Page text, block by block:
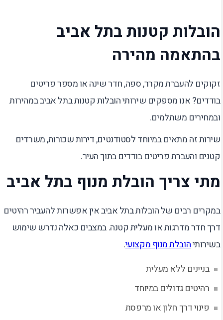
הובלות קטנות בתל אביב
בהתאמה מהירה
זקוקים להעברת מקרר, ספה, חדר שינה או מספר פריטים
בודדים? אנו מספקים שירותי הובלות קטנות בתל אביב במהירות
ובמחירים משתלמים.
שירות זה מתאים במיוחד לסטודנטים, דירות שכורות, משרדים
קטנים והעברת פריטים בודדים בתוך העיר.
מתי צריך הובלת מנוף בתל אביב
במקרים רבים של הובלות בתל אביב אין אפשרות להעביר רהיטים
דרך חדר מדרגות או מעלית קטנה. במצבים כאלה נדרש שימוש
בשירותיהובלת מנוף מקצועי.
בניינים ללא מעלית
רהיטים גדולים במיוחד
פינוי דרך חלון או מרפסת